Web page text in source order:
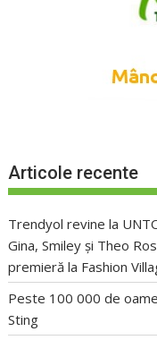
Articole recente
Trendyol revine la
Gina, Smiley și Theo
premieră la Fashion
Peste 100 000 de
Sting